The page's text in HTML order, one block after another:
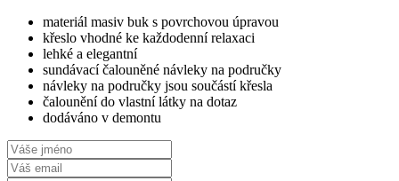
materiál masiv buk s povrchovou úpravou
křeslo vhodné ke každodenní relaxaci
lehké a elegantní
sundávací čalouněné návleky na područky
návleky na područky jsou součástí křesla
čalounění do vlastní látky na dotaz
dodáváno v demontu